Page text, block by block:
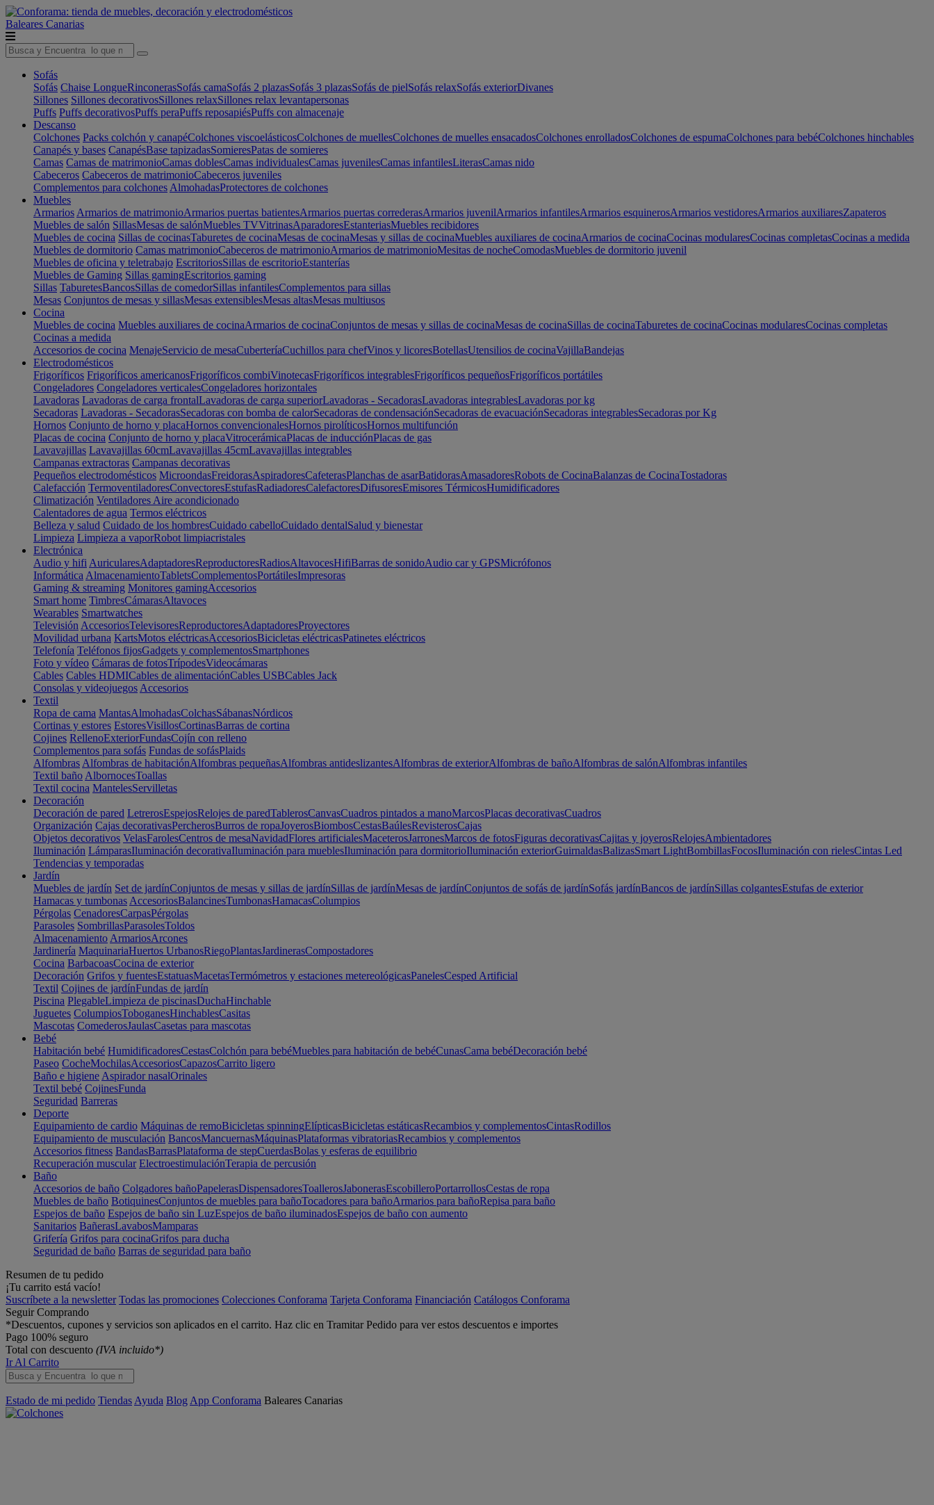
Baleares Canarias
Sofás
Sofás Chaise LongueRinconerasSofás camaSofás 2 plazasSofás 3 plazasSofás de pielSofás relaxSofás exteriorDivanes
Sillones Sillones decorativosSillones relaxSillones relax levantapersonas
Puffs Puffs decorativosPuffs peraPuffs reposapiésPuffs con almacenaje
Descanso
Colchones Packs colchón y canapéColchones viscoelásticosColchones de muellesColchones de muelles ensacadosColchones enrolladosColchones de espumaColchones para bebéColchones hinchables
Canapés y bases CanapésBase tapizadasSomieresPatas de somieres
Camas Camas de matrimonioCamas doblesCamas individualesCamas juvenilesCamas infantilesLiterasCamas nido
Cabeceros Cabeceros de matrimonioCabeceros juveniles
Complementos para colchones AlmohadasProtectores de colchones
Muebles
Armarios Armarios de matrimonioArmarios puertas batientesArmarios puertas correderasArmarios juvenilArmarios infantilesArmarios esquinerosArmarios vestidoresArmarios auxiliaresZapateros
Muebles de salón SillasMesas de salónMuebles TVVitrinasAparadoresEstanteriasMuebles recibidores
Muebles de cocina Sillas de cocinasTaburetes de cocinaMesas de cocinaMesas y sillas de cocinaMuebles auxiliares de cocinaArmarios de cocinaCocinas modularesCocinas completasCocinas a medida
Muebles de dormitorio Camas matrimonioCabeceros de matrimonioArmarios de matrimonioMesitas de nocheComodasMuebles de dormitorio juvenil
Muebles de oficina y teletrabajo EscritoriosSillas de escritorioEstanterías
Muebles de Gaming Sillas gamingEscritorios gaming
Sillas TaburetesBancosSillas de comedorSillas infantilesComplementos para sillas
Mesas Conjuntos de mesas y sillasMesas extensiblesMesas altasMesas multiusos
Cocina
Muebles de cocina Muebles auxiliares de cocinaArmarios de cocinaConjuntos de mesas y sillas de cocinaMesas de cocinaSillas de cocinaTaburetes de cocinaCocinas modularesCocinas completas
Cocinas a medida
Accesorios de cocina MenajeServicio de mesaCuberteríaCuchillos para chefVinos y licoresBotellasUtensilios de cocinaVajillaBandejas
Electrodomésticos
Frigoríficos Frigoríficos americanosFrigoríficos combiVinotecasFrigoríficos integrablesFrigoríficos pequeñosFrigoríficos portátiles
Congeladores Congeladores verticalesCongeladores horizontales
Lavadoras Lavadoras de carga frontalLavadoras de carga superiorLavadoras - SecadorasLavadoras integrablesLavadoras por kg
Secadoras Lavadoras - SecadorasSecadoras con bomba de calorSecadoras de condensaciónSecadoras de evacuaciónSecadoras integrablesSecadoras por Kg
Hornos Conjunto de horno y placaHornos convencionalesHornos pirolíticosHornos multifunción
Placas de cocina Conjunto de horno y placaVitrocerámicaPlacas de inducciónPlacas de gas
Lavavajillas Lavavajillas 60cmLavavajillas 45cmLavavajillas integrables
Campanas extractoras Campanas decorativas
Pequeños electrodomésticos MicroondasFreidorasAspiradoresCafeterasPlanchas de asarBatidorasAmasadoresRobots de CocinaBalanzas de CocinaTostadoras
Calefacción TermoventiladoresConvectoresEstufasRadiadoresCalefactoresDifusoresEmisores TérmicosHumidificadores
Climatización Ventiladores Aire acondicionado
Calentadores de agua Termos eléctricos
Belleza y salud Cuidado de los hombresCuidado cabelloCuidado dentalSalud y bienestar
Limpieza Limpieza a vaporRobot limpiacristales
Electrónica
Audio y hifi AuricularesAdaptadoresReproductoresRadiosAltavocesHifiBarras de sonidoAudio car y GPSMicrófonos
Informática AlmacenamientoTabletsComplementosPortátilesImpresoras
Gaming & streaming Monitores gamingAccesorios
Smart home TimbresCámarasAltavoces
Wearables Smartwatches
Televisión AccesoriosTelevisoresReproductoresAdaptadoresProyectores
Movilidad urbana KartsMotos eléctricasAccesoriosBicicletas eléctricasPatinetes eléctricos
Telefonía Teléfonos fijosGadgets y complementosSmartphones
Foto y vídeo Cámaras de fotosTrípodesVideocámaras
Cables Cables HDMICables de alimentaciónCables USBCables Jack
Consolas y videojuegos Accesorios
Textil
Ropa de cama MantasAlmohadasColchasSábanasNórdicos
Cortinas y estores EstoresVisillosCortinasBarras de cortina
Cojines RellenoExteriorFundasCojín con relleno
Complementos para sofás Fundas de sofásPlaids
Alfombras Alfombras de habitaciónAlfombras pequeñasAlfombras antideslizantesAlfombras de exteriorAlfombras de bañoAlfombras de salónAlfombras infantiles
Textil baño AlbornocesToallas
Textil cocina MantelesServilletas
Decoración
Decoración de pared LetrerosEspejosRelojes de paredTablerosCanvasCuadros pintados a manoMarcosPlacas decorativasCuadros
Organización Cajas decorativasPercherosBurros de ropaJoyerosBiombosCestasBaúlesRevisterosCajas
Objetos decorativos VelasFarolesCentros de mesaNavidadFlores artificialesMaceterosJarronesMarcos de fotosFiguras decorativasCajitas y joyerosRelojesAmbientadores
Iluminación LámparasIluminación decorativaIluminación para mueblesIluminación para dormitorioIluminación exteriorGuirnaldasBalizasSmart LightBombillasFocosIluminación con rielesCintas Led
Tendencias y temporadas
Jardín
Muebles de jardín Set de jardínConjuntos de mesas y sillas de jardínSillas de jardínMesas de jardínConjuntos de sofás de jardínSofás jardínBancos de jardínSillas colgantesEstufas de exterior
Hamacas y tumbonas AccesoriosBalancinesTumbonasHamacasColumpios
Pérgolas CenadoresCarpasPérgolas
Parasoles SombrillasParasolesToldos
Almacenamiento ArmariosArcones
Jardinería MaquinariaHuertos UrbanosRiegoPlantasJardinerasCompostadores
Cocina BarbacoasCocina de exterior
Decoración Grifos y fuentesEstatuasMacetasTermómetros y estaciones metereológicasPanelesCesped Artificial
Textil Cojines de jardínFundas de jardín
Piscina PlegableLimpieza de piscinasDuchaHinchable
Juguetes ColumpiosToboganesHinchablesCasitas
Mascotas ComederosJaulasCasetas para mascotas
Bebé
Habitación bebé HumidificadoresCestasColchón para bebéMuebles para habitación de bebéCunasCama bebéDecoración bebé
Paseo CocheMochilasAccesoriosCapazosCarrito ligero
Baño e higiene Aspirador nasalOrinales
Textil bebé CojinesFunda
Seguridad Barreras
Deporte
Equipamiento de cardio Máquinas de remoBicicletas spinningElípticasBicicletas estáticasRecambios y complementosCintasRodillos
Equipamiento de musculación BancosMancuernasMáquinasPlataformas vibratoriasRecambios y complementos
Accesorios fitness BandasBarrasPlataforma de stepCuerdasBolas y esferas de equilibrio
Recuperación muscular ElectroestimulaciónTerapia de percusión
Baño
Accesorios de baño Colgadores bañoPapelerasDispensadoresToallerosJabonerasEscobilleroPortarrollosCestas de ropa
Muebles de baño BotiquinesConjuntos de muebles para bañoTocadores para bañoArmarios para bañoRepisa para baño
Espejos de baño Espejos de baño sin LuzEspejos de baño iluminadosEspejos de baño con aumento
Sanitarios BañerasLavabosMamparas
Grifería Grifos para cocinaGrifos para ducha
Seguridad de baño Barras de seguridad para baño
Resumen de tu pedido
¡Tu carrito está vacío!
Suscríbete a la newsletter Todas las promociones Colecciones Conforama Tarjeta Conforama Financiación Catálogos Conforama
Seguir Comprando
*Descuentos, cupones y servicios son aplicados en el carrito. Haz clic en Tramitar Pedido para ver estos descuentos e importes
Pago 100% seguro
Total con descuento (IVA incluido*)
Ir Al Carrito
Estado de mi pedido Tiendas Ayuda Blog App Conforama Baleares Canarias